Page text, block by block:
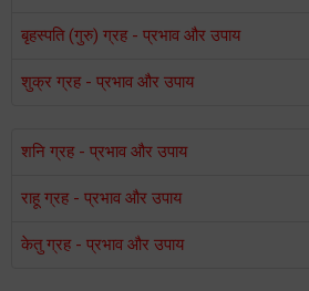
बृहस्पति (गुरु) ग्रह - प्रभाव और उपाय
शुक्र ग्रह - प्रभाव और उपाय
शनि ग्रह - प्रभाव और उपाय
राहू ग्रह - प्रभाव और उपाय
केतु ग्रह - प्रभाव और उपाय